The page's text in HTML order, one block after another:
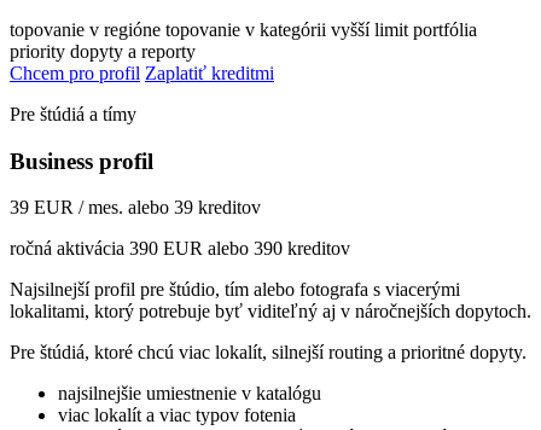
topovanie v regióne topovanie v kategórii vyšší limit portfólia
priority dopyty a reporty
Chcem pro profil Zaplatiť kreditmi
Pre štúdiá a tímy
Business profil
39 EUR / mes. alebo 39 kreditov
ročná aktivácia 390 EUR alebo 390 kreditov
Najsilnejší profil pre štúdio, tím alebo fotografa s viacerými
lokalitami, ktorý potrebuje byť viditeľný aj v náročnejších dopytoch.
Pre štúdiá, ktoré chcú viac lokalít, silnejší routing a prioritné dopyty.
najsilnejšie umiestnenie v katalógu
viac lokalít a viac typov fotenia